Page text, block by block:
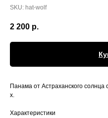
SKU: hat-wolf
2 200 р.
Панама от Астраханского
х.
Характеристики